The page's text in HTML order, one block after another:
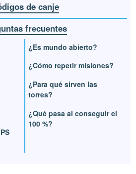
de canje
frecuentes
¿Es mundo abierto?
¿Cómo repetir misiones?
¿Para qué sirven las
torres?
¿Qué pasa al conseguir el
100 %?